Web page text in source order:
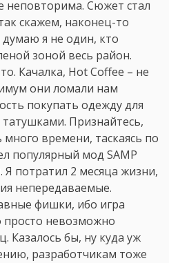
неповторима. Сюжет стал
скажем, наконец-то
думаю я не один, кто
зоной весь район.
Качалка, Hot Coffee – не
они ломали нам
покупать одежду для
Признайтесь,
времени, таскаясь по
популярный мод SAMP
Я потратил 2 месяца жизни,
непередаваемые.
фишки, ибо игра
просто невозможно
Казалось бы, ну куда уж
разработчикам тоже